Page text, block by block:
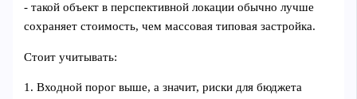
- такой объект в перспективной локации обычно лучше
сохраняет стоимость, чем массовая типовая застройка.
Стоит учитывать:
1. Входной порог выше, а значит, риски для бюджета